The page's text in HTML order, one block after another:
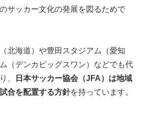
サッカー文化の発展を図るためで
北海道）や豊田スタジアム（愛知
（デンカビッグスワン）などでも代
、
日本サッカー協会（JFA）は地域
合を配置する方針を持っています。